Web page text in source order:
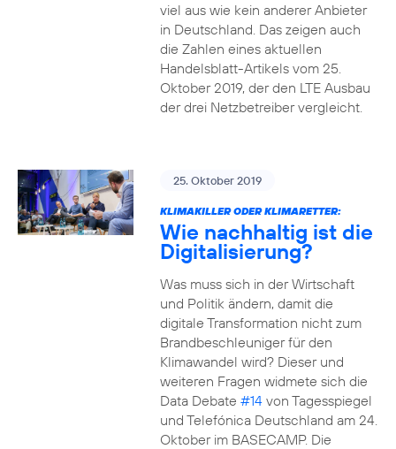
viel aus wie kein anderer Anbieter
in Deutschland. Das zeigen auch
die Zahlen eines aktuellen
Handelsblatt-Artikels vom 25.
Oktober 2019, der den LTE Ausbau
der drei Netzbetreiber vergleicht.
25. Oktober 2019
KLIMAKILLER ODER KLIMARETTER:
Wie nachhaltig ist die
Digitalisierung?
Was muss sich in der Wirtschaft
und Politik ändern, damit die
digitale Transformation nicht zum
Brandbeschleuniger für den
Klimawandel wird? Dieser und
weiteren Fragen widmete sich die
Data Debate #14von Tagesspiegel
und Telefónica Deutschland am 24.
Oktober im BASECAMP. Die